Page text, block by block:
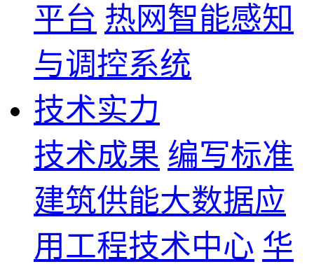
平台 热网智能感知
与调控系统
技术实力
技术成果 编写标准
建筑供能大数据应
用工程技术中心 华